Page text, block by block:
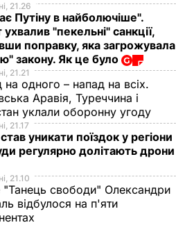
21.26
Путіну в найболючіше".
"пекельні" санкції,
поправку, яка загрожувала
закону. Як це було
21.21
на одного – напад на всіх.
Аравія, Туреччина і
уклали оборонну угоду
21.17
уникати поїздок у регіони
регулярно долітають дрони
21.10
"Танець свободи" Олександри
відбулося на п'яти